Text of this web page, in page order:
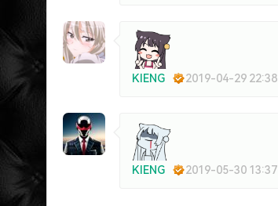
KIENG 2019-04-29 22:38
KIENG 2019-05-30 13:37